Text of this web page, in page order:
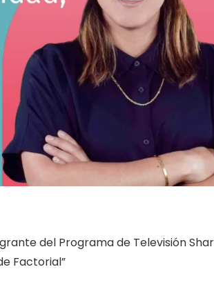
del Programa de Televisión
Factorial”